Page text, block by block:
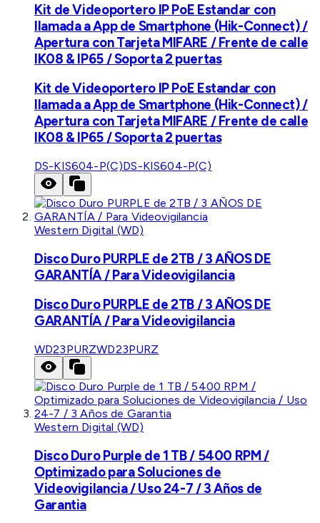
Kit de Videoportero IP PoE Estandar con
llamada a App de Smartphone (Hik-Connect) /
Apertura con Tarjeta MIFARE / Frente de calle
IK08 & IP65 / Soporta 2 puertas
Kit de Videoportero IP PoE Estandar con
llamada a App de Smartphone (Hik-Connect) /
Apertura con Tarjeta MIFARE / Frente de calle
IK08 & IP65 / Soporta 2 puertas
DS-KIS604-P(C)DS-KIS604-P(C)
Western Digital (WD)
Disco Duro PURPLE de 2TB / 3 AÑOS DE
GARANTÍA / Para Videovigilancia
Disco Duro PURPLE de 2TB / 3 AÑOS DE
GARANTÍA / Para Videovigilancia
WD23PURZWD23PURZ
Western Digital (WD)
Disco Duro Purple de 1 TB / 5400 RPM /
Optimizado para Soluciones de
Videovigilancia / Uso 24-7 / 3 Años de
Garantia